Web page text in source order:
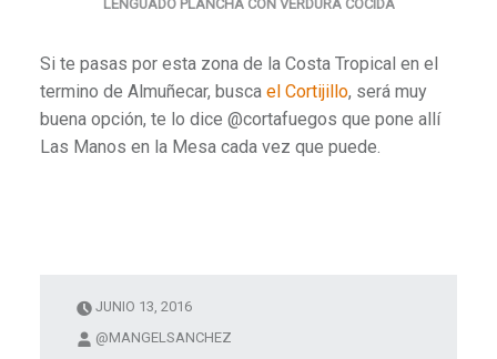
LENGUADO PLANCHA CON VERDURA COCIDA
Si te pasas por esta zona de la Costa Tropical en el
termino de Almuñecar, busca el Cortijillo, será muy
buena opción, te lo dice @cortafuegos que pone allí
Las Manos en la Mesa cada vez que puede.
JUNIO 13, 2016
@MANGELSANCHEZ